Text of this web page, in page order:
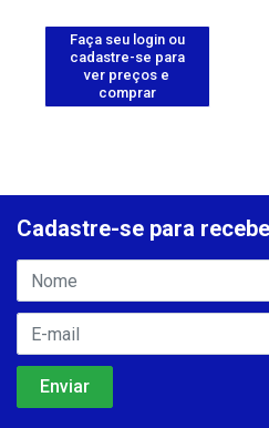
Faça seu login ou
cadastre-se para
ver preços e
comprar
Cadastre-se para